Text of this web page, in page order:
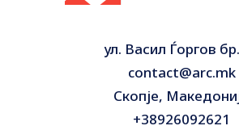
ул. Васил Ѓоргов
contact@arc.mk
Скопје,
+38926092621